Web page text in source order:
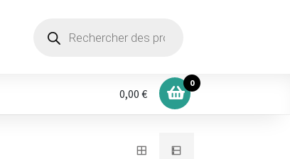
produits
0,00 €
0